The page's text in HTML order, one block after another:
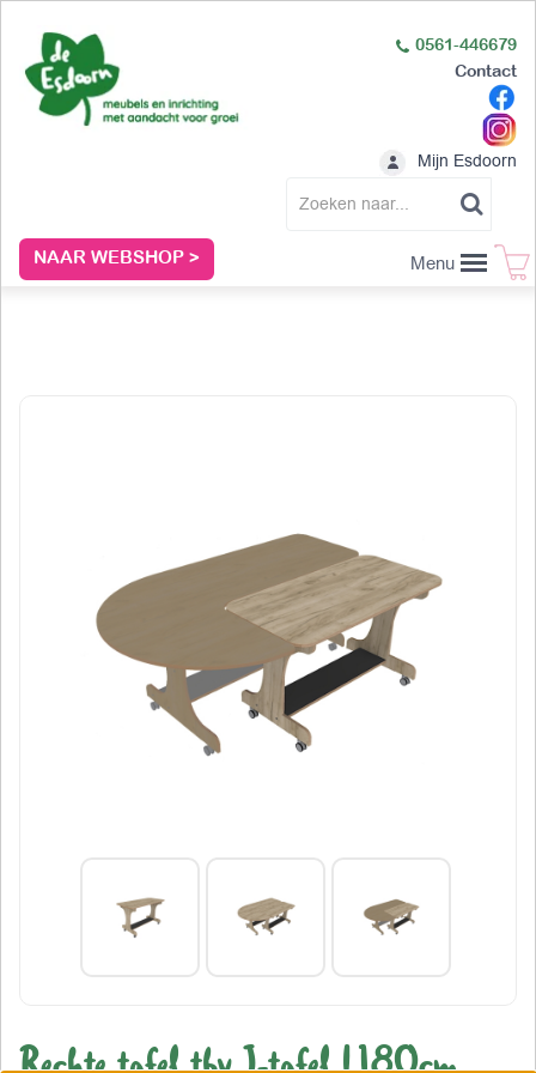
NAAR WEBSHOP >
0561-446679
Contact
Mijn Esdoorn
Menu
Rechte tafel tbv J-tafel L180cm